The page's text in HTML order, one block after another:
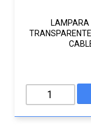
LAMPARA